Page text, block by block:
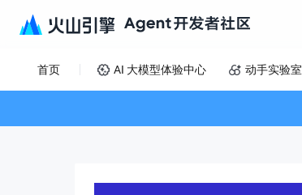
首页 AI 大模型体验中心 动手实验室